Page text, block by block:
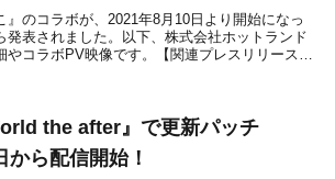
』のコラボが、2021年8月10日より開始になっ
表されました。以下、株式会社ホットランド
コラボPV映像です。【関連プレスリリース】
the after』で更新パッチ
ら配信開始！